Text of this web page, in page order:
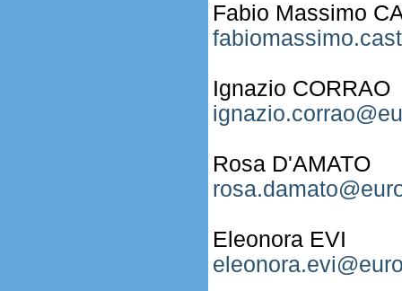
Fabio Massimo
Ignazio CORRAO
Rosa D'AMATO
Eleonora EVI